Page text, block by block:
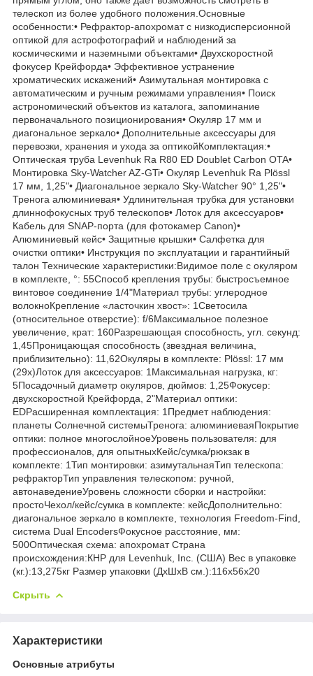
телескоп из более удобного положения.Основные
особенности:• Рефрактор-апохромат с низкодисперсионной
оптикой для астрофотографий и наблюдений за
космическими и наземными объектами• Двухскоростной
фокусер Крейфорда• Эффективное устранение
хроматических искажений• Азимутальная монтировка с
автоматическим и ручным режимами управления• Поиск
астрономический объектов из каталога, запоминание
первоначального позиционирования• Окуляр 17 мм и
диагональное зеркало• Дополнительные аксессуары для
перевозки, хранения и ухода за оптикойКомплектация:•
Оптическая труба Levenhuk Ra R80 ED Doublet Carbon OTA•
Монтировка Sky-Watcher AZ-GTi• Окуляр Levenhuk Ra Plössl
17 мм, 1,25"• Диагональное зеркало Sky-Watcher 90° 1,25"•
Тренога алюминиевая• Удлинительная трубка для установки
длиннофокусных труб телескопов• Лоток для аксессуаров•
Кабель для SNAP-порта (для фотокамер Canon)•
Алюминиевый кейс• Защитные крышки• Салфетка для
очистки оптики• Инструкция по эксплуатации и гарантийный
талон Технические характеристики:Видимое поле с окуляром
в комплекте, °: 55Способ крепления трубы: быстросъемное
винтовое соединение 1/4"Материал трубы: углеродное
волокноКрепление «ласточкин хвост»: 1Светосила
(относительное отверстие): f/6Максимальное полезное
увеличение, крат: 160Разрешающая способность, угл. секунд:
1,45Проницающая способность (звездная величина,
приблизительно): 11,62Окуляры в комплекте: Plössl: 17 мм
(29x)Лоток для аксессуаров: 1Максимальная нагрузка, кг:
5Посадочный диаметр окуляров, дюймов: 1,25Фокусер:
двухскоростной Крейфорда, 2"Материал оптики:
EDРасширенная комплектация: 1Предмет наблюдения:
планеты Солнечной системыТренога: алюминиеваяПокрытие
оптики: полное многослойноеУровень пользователя: для
профессионалов, для опытныхКейс/сумка/рюкзак в
комплекте: 1Тип монтировки: азимутальнаяТип телескопа:
рефракторТип управления телескопом: ручной,
автонаведениеУровень сложности сборки и настройки:
простоЧехол/кейс/сумка в комплекте: кейсДополнительно:
диагональное зеркало в комплекте, технология Freedom-Find,
система Dual EncodersФокусное расстояние, мм:
500Оптическая схема: апохромат Страна
происхождения:КНР для Levenhuk, Inc. (США) Вес в упаковке
(кг.):13,275кг Размер упаковки (ДхШхВ см.):116x56x20
Скрыть
Характеристики
Основные атрибуты